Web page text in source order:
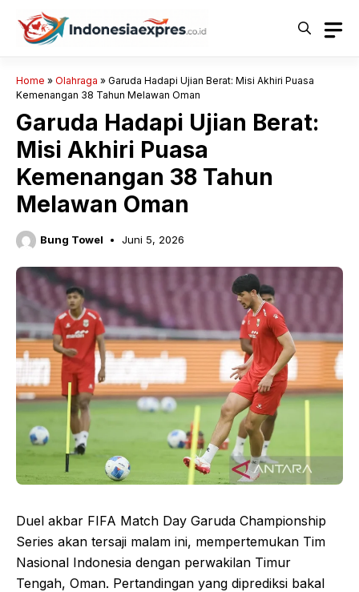
Langsung
Home » Olahraga » Garuda Hadapi Ujian Berat: Misi Akhiri Puasa
Kemenangan 38 Tahun Melawan Oman
Garuda Hadapi Ujian Berat:
Misi Akhiri Puasa
Kemenangan 38 Tahun
Melawan Oman
Bung Towel Juni 5, 2026
Duel akbar FIFA Match Day Garuda Championship
Series akan tersaji malam ini, mempertemukan Tim
Nasional Indonesia dengan perwakilan Timur
Tengah, Oman. Pertandingan yang diprediksi bakal